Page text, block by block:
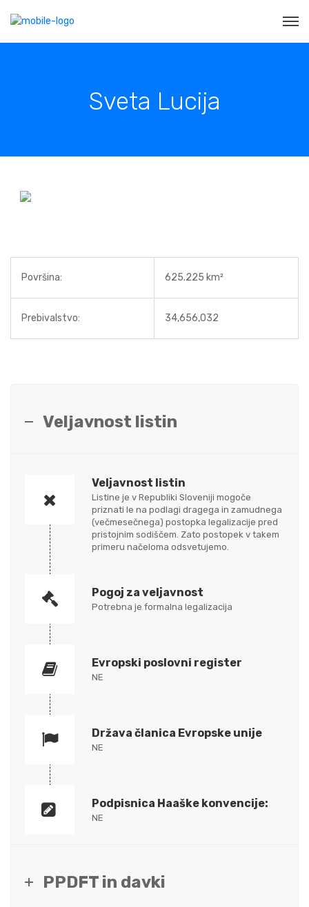
Sveta Lucija
Površina: 625.225 km²
Prebivalstvo: 34,656,032
Veljavnost listin
Veljavnost listin
Listine je v Republiki Sloveniji mogoče
priznati le na podlagi dragega in zamudnega
(večmesečnega) postopka legalizacije pred
pristojnim sodiščem. Zato postopek v takem
primeru načeloma odsvetujemo.
Pogoj za veljavnost
Potrebna je formalna legalizacija
Evropski poslovni register
NE
Država članica Evropske unije
NE
Podpisnica Haaške konvencije:
NE
PPDFT in davki